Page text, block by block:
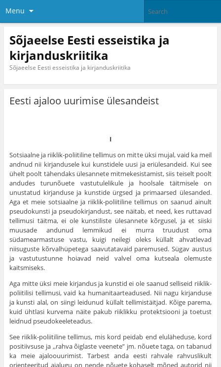
Menu
Sõjaeelse Eesti esseistika ja
kirjanduskriitika
Sõjaeelse Eesti esseistika ja kirjanduskriitika
Eesti ajaloo uurimise ülesandeist
I
Sotsiaalne ja riiklik-poliitiline tellimus on mitte üksi mujal, vaid ka meil
andnud nii kirjandusele kui kunstidele uusi ja eriülesandeid. Kui see
ühelt poolt tähendaks ülesannete mitmekesistamist, siis teiselt poolt
andudes turunõuete vastutulelikule ja hoolsale täitmisele on
unustatud kirjanduse ja kunstide ürgsed ja primaarsed ülesanded.
Aga et meie sotsiaalne ja riiklik-poliitiline tellimus on saanud ainult
pseudokunsti ja pseudokirjandust, see näitab, et need, kes ruttavad
tellimusi täitma, ei ole kunstiliste ülesannete kõrgusel, ja et siiski
muusade andunud lemmi­kud ei murra truudust oma
südamearmastuse vastu, kuigi neilegi oleks küllalt ahvatlevad
niisuguste kõrvalhüpetega saavutatavaid paremused. Sügav austus
ja vastutustunne hoiavad neid valvel oma kutseala olemuste
kaitsmiseks.
Aga mitte üksi meie kirjandus ja kunstid ei ole saanud selliseid riiklik-
poliitilisi tellimusi, vaid ka humanitaarteadused. Nii nagu kirjanduse
ja kunsti alal, on siingi leidunud küllalt tellimistäitjad. Kõige parema,
kuid ühtlasi kurvema näite pakub riiklikku protektsiooni ja toetust
leidnud pseudokeeleteadus.
See riiklik-poliitiline tellimus, mis kord peidab end eluläheduse, kord
positiivsuse ja ,,rahva õiglaste veenete” jm. nõuete taga, on tabanud
ka meie ajaloouurimist. Tarbest anda eesti rahvale rahvuslikult
orientee­ritud ajalugu on nende nõuete kohaselt mõned autorid nii